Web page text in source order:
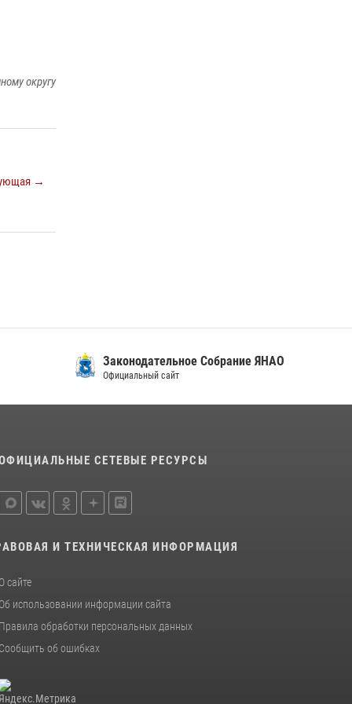
округу
→
Законодательное Собрание ЯНАО
Официальный сайт
СЕТЕВЫЕ РЕСУРСЫ
И ТЕХНИЧЕСКАЯ ИНФОРМАЦИЯ
О сайте
Об использовании информации сайта
Правила обработки персональных данных
Сообщить об ошибках